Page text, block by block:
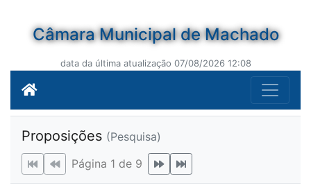
Câmara Municipal de Machado
data da última atualização 07/08/2026 12:08
Proposições (Pesquisa)
Página 1 de 9